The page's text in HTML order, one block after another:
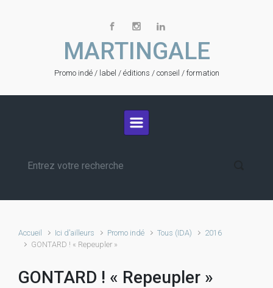
MARTINGALE
Promo indé / label / éditions / conseil / formation
Accueil Ici d'ailleurs Promo indé Tous (IDA)
2016
GONTARD ! « Repeupler »
GONTARD ! « Repeupler »